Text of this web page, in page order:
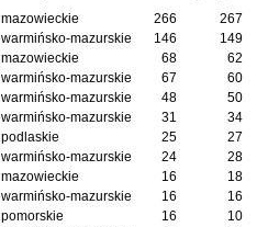
mazowieckie 266
267
warmińsko-mazurskie 146
149
mazowieckie 68
62
warmińsko-mazurskie 67
60
warmińsko-mazurskie 48
50
warmińsko-mazurskie 31
34
podlaskie 25
27
warmińsko-mazurskie 24
28
mazowieckie 16
18
warmińsko-mazurskie 16
16
pomorskie 16
10